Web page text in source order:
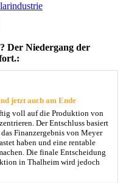
Der Niedergang der
jetzt auch am Ende
voll auf die Produktion von
Der Entschluss basiert
Finanzergebnis von Meyer
haben und eine rentable
Die finale Entscheidung
in Thalheim wird jedoch